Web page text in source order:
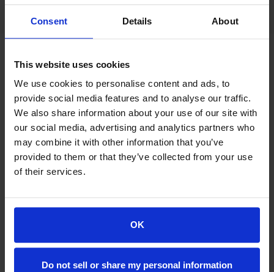
Consent Details About
This website uses cookies
We use cookies to personalise content and ads, to
provide social media features and to analyse our traffic.
We also share information about your use of our site with
our social media, advertising and analytics partners who
may combine it with other information that you’ve
provided to them or that they’ve collected from your use
of their services.
OK
Do not sell or share my personal information
Månedlig Kvartalsvis Halvårlig Årlig
To-årlig
Tre-årlig
GRATIS!
Prøv Weebly
Alt du trenger for å lage et nettsted
Kom i gang nå